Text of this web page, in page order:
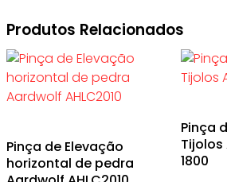
Produtos Relacionados
Pinça de Elevação
horizontal de pedra
Pinça
Tijolos
1800